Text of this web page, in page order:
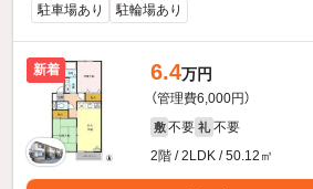
駐車場あり 駐輪場あり
新着 6.4万円
（管理費6,000円）
敷 不要 礼 不要
2階 / 2LDK / 50.12㎡